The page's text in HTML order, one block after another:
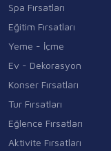
Spa Fırsatları
Eğitim Fırsatları
Yeme - İçme
Ev - Dekorasyon
Konser Fırsatları
Tur Fırsatları
Eğlence Fırsatları
Aktivite Fırsatları